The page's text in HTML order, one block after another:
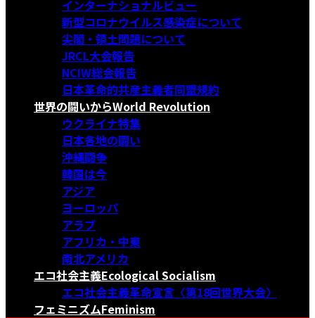
インターナショナルビュー
新型コロナウイルス感染症について
尖閣・領土問題について
JRCL大会報告
NCIW総会報告
日本革命的共産主義者同盟規約
世界の闘いからWorld Revolution
ウクライナ特集
日本各地の闘い
沖縄闘争
韓国は今
アジア
ヨーロッパ
アラブ
アフリカ・中東
南北アメリカ
エコ社会主義Ecological Socialism
エコ社会主義革命宣言〈第18回世界大会〉
フェミニズムFeminism